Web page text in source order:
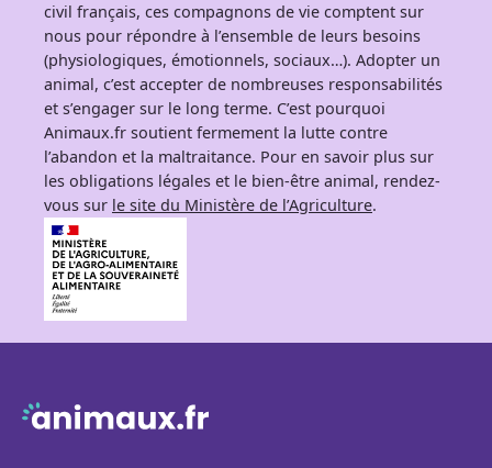
civil français, ces compagnons de vie comptent sur
nous pour répondre à l’ensemble de leurs besoins
(physiologiques, émotionnels, sociaux…). Adopter un
animal, c’est accepter de nombreuses responsabilités
et s’engager sur le long terme. C’est pourquoi
Animaux.fr soutient fermement la lutte contre
l’abandon et la maltraitance. Pour en savoir plus sur
les obligations légales et le bien-être animal, rendez-
vous sur le site du Ministère de l’Agriculture.